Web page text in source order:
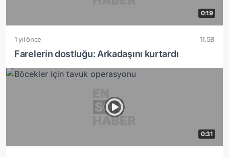
0:19
1 yıl önce 11.5B
Farelerin dostluğu: Arkadaşını kurtardı
0:31